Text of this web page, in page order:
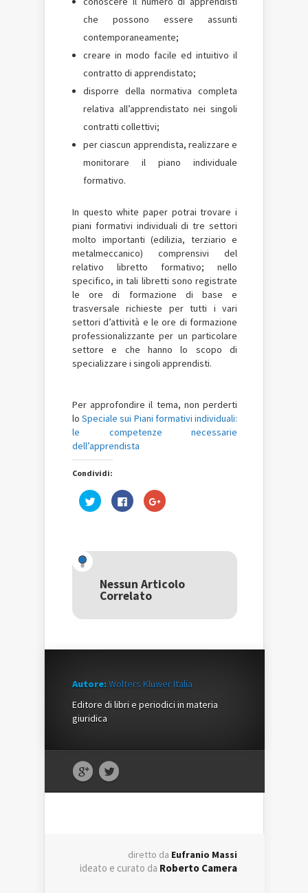
che possono essere assunti
contemporaneamente;
creare in modo facile ed intuitivo il
contratto di apprendistato;
disporre della normativa completa
relativa all’apprendistato nei singoli
contratti collettivi;
per ciascun apprendista, realizzare e
monitorare il piano individuale
formativo.
In questo white paper potrai trovare i
piani formativi individuali di tre settori
molto importanti (edilizia, terziario e
metalmeccanico) comprensivi del
relativo libretto formativo; nello
specifico, in tali libretti sono registrate
le ore di formazione di base e
trasversale richieste per tutti i vari
settori d’attività e le ore di formazione
professionalizzante per un particolare
settore e che hanno lo scopo di
specializzare i singoli apprendisti.
Per approfondire il tema, non perderti
loSpeciale sui Piani formativi individuali:
le competenze necessarie
dell’apprendista
Condividi:
Fai
clic
una
nuova
finestra)
Fai
clic
nuova
finestra)
Fai
clic
una
nuova
Nessun Articolo
Correlato
Autore:Wolters Kluwer Italia
Editore di libri e periodici in materia
giuridica
diretto da Eufranio Massi
ideato e curato da Roberto Camera